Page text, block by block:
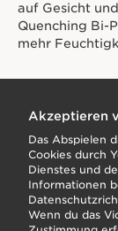
FÜR
auf Gesicht
Quenching Bi-
mehr
Akzeptieren
Das Abspielen
Cookies durch
Dienstes und
Informationen
Wenn du das